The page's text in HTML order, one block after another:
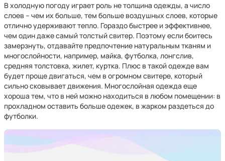
В холодную погоду играет роль не толщина одежды, а число
слоев – чем их больше, тем больше воздушных слоев, которые
отлично удерживают тепло. Гораздо быстрее и эффективнее,
чем один даже самый толстый свитер. Поэтому если боитесь
замерзнуть, отдавайте предпочтение натуральным тканям и
многослойности, например, майка, футболка, лонгслив,
средняя толстовка, жилет, куртка. Плюс в такой одежде вам
будет проще двигаться, чем в огромном свитере, который
сильно сковывает движения. Многослойная одежда еще
хороша тем, что в ней можно находиться в любом помещении: в
прохладном оставить больше одежек, в жарком раздеться до
футболки.